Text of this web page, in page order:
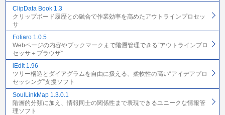
ClipData Book 1.3
クリップボード履歴との融合で作業効率を高めたアウトラインプロセッ
サ
Foliaro 1.0.5
Webページの内容やブックマークまで階層管理できる“アウトラインプロ
セッサ＋ブラウザ”
iEdit 1.96
ツリー構造とダイアグラムを自由に扱える、柔軟性の高い“アイデアプロ
セッシング”支援ソフト
SoulLinkMap 1.3.0.1
階層的分類に加え、情報同士の関係性まで表現できるユニークな情報管
理ソフト